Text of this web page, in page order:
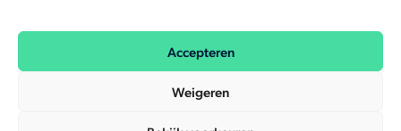
Accepteren
Weigeren
Onze activiteiten worden gefinancierd door hetNationaal Groeifondsen hetMinisterie
van Economische Zaken.